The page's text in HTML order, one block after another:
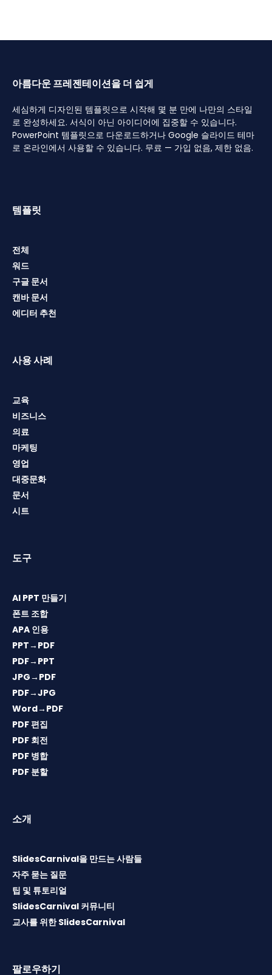
아름다운 프레젠테이션을 더 쉽게
세심하게 디자인된 템플릿으로 시작해 몇 분 만에 나만의 스타일
로 완성하세요. 서식이 아닌 아이디어에 집중할 수 있습니다.
PowerPoint 템플릿으로 다운로드하거나 Google 슬라이드 테마
로 온라인에서 사용할 수 있습니다. 무료 — 가입 없음, 제한 없음.
템플릿
전체
워드
구글 문서
캔바 문서
에디터 추천
사용 사례
교육
비즈니스
의료
마케팅
영업
대중문화
문서
시트
도구
AI PPT 만들기
폰트 조합
APA 인용
PPT→PDF
PDF→PPT
JPG→PDF
PDF→JPG
Word→PDF
PDF 편집
PDF 회전
PDF 병합
PDF 분할
소개
SlidesCarnival을 만드는 사람들
자주 묻는 질문
팁 및 튜토리얼
SlidesCarnival 커뮤니티
교사를 위한 SlidesCarnival
팔로우하기